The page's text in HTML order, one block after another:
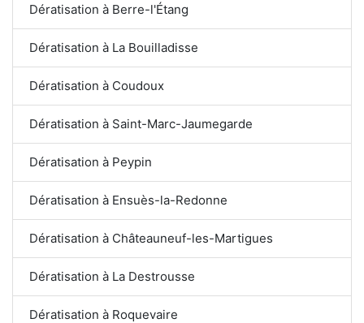
Dératisation à Berre-l'Étang
Dératisation à La Bouilladisse
Dératisation à Coudoux
Dératisation à Saint-Marc-Jaumegarde
Dératisation à Peypin
Dératisation à Ensuès-la-Redonne
Dératisation à Châteauneuf-les-Martigues
Dératisation à La Destrousse
Dératisation à Roquevaire